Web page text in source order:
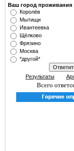
Ваш город проживания
Королёв
Мытищи
Ивантеевка
Щёлково
Фрязино
Москва
*другой*
Результаты
Всего